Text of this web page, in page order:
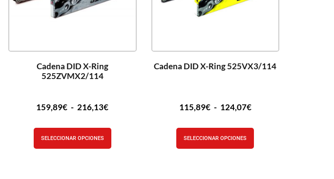
Cadena DID X-Ring
525ZVMX2/114
159,89€ - 216,13€
SELECCIONAR OPCIONES
Cadena DID X-Ring 525VX3/114
115,89€ - 124,07€
SELECCIONAR OPCIONES